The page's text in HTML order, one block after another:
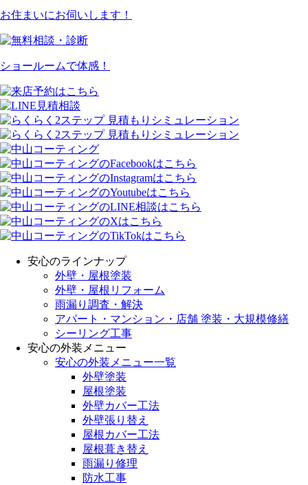
お住まいにお伺いします！
ショールームで体感！
安心のラインナップ
外壁・屋根塗装
外壁・屋根リフォーム
雨漏り調査・解決
アパート・マンション・店舗 塗装・大規模修繕
シーリング工事
安心の外装メニュー
安心の外装メニュー一覧
外壁塗装
屋根塗装
外壁カバー工法
外壁張り替え
屋根カバー工法
屋根葺き替え
雨漏り修理
防水工事